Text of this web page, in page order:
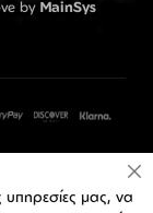
by MainSys
υπηρεσίες μας, να